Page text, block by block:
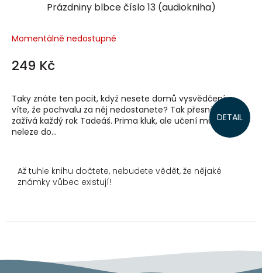
Prázdniny blbce číslo 13 (audiokniha)
Momentálně nedostupné
249 Kč
DETAIL
Taky znáte ten pocit, když nesete domů vysvědčení a
víte, že pochvalu za něj nedostanete? Tak přesně tohle
zažívá každý rok Tadeáš. Prima kluk, ale učení mu prostě
neleze do...
Až tuhle knihu dočtete, nebudete vědět, že nějaké
známky vůbec existují!